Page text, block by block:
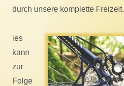
durch unsere komplette Freizeit.
ies
kann
zur
Folge